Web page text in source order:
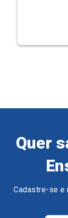
Quer
Cadastre-se e